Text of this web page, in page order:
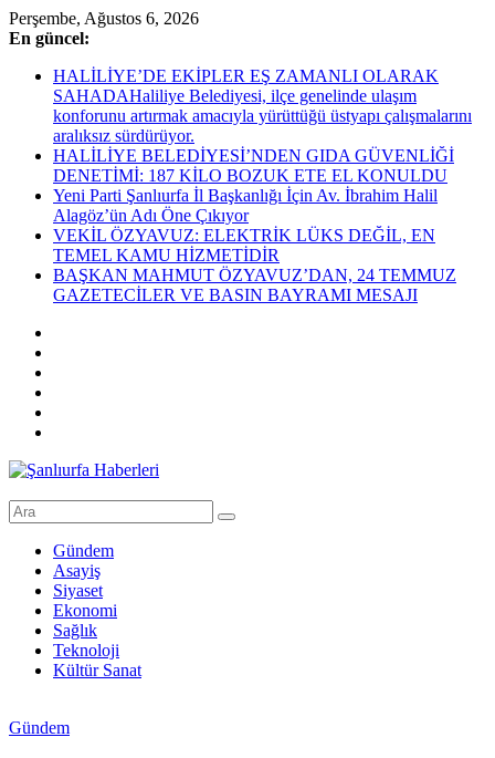
Skip
to
Perşembe, Ağustos 6, 2026
En güncel:
HALİLİYE’DE EKİPLER EŞ ZAMANLI OLARAK
SAHADAHaliliye Belediyesi, ilçe genelinde ulaşım
konforunu artırmak amacıyla yürüttüğü üstyapı çalışmalarını
aralıksız sürdürüyor.
HALİLİYE BELEDİYESİ’NDEN GIDA GÜVENLİĞİ
DENETİMİ: 187 KİLO BOZUK ETE EL KONULDU
Yeni Parti Şanlıurfa İl Başkanlığı İçin Av. İbrahim Halil
Alagöz’ün Adı Öne Çıkıyor
VEKİL ÖZYAVUZ: ELEKTRİK LÜKS DEĞİL, EN
TEMEL KAMU HİZMETİDİR
BAŞKAN MAHMUT ÖZYAVUZ’DAN, 24 TEMMUZ
GAZETECİLER VE BASIN BAYRAMI MESAJI
Şanlıurfa
Dakika
Şanlıurfa
Haberleri
Gündem
Asayiş
Siyaset
Ekonomi
Sağlık
Teknoloji
Kültür Sanat
Gündem